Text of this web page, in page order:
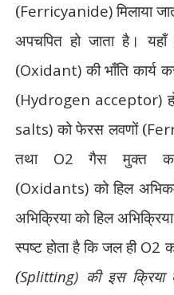
(Ferricyanide)मिलाया
अपचपित हो जाता है।
(Oxidant)की भाँति कार्य
(Hydrogen acceptor)
salts)को फेरस लवणों (
तथा O2गैस मुक्त
(Oxidants)को हिल
अभिक्रिया को हिल
स्पष्ट होता है कि जल ही O2
(Splitting) की इस